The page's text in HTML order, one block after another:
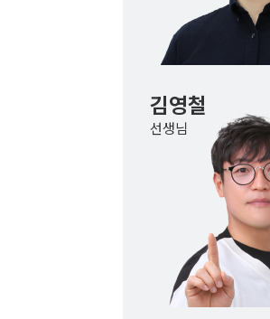
김영철
선생님